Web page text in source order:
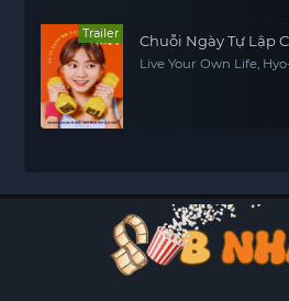
Trailer Chuỗi Ngày Tự Lập
Live Your Own Life,